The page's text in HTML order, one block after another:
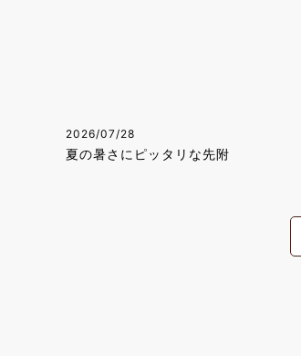
2026/07/28
夏の暑さにピッタリな先附